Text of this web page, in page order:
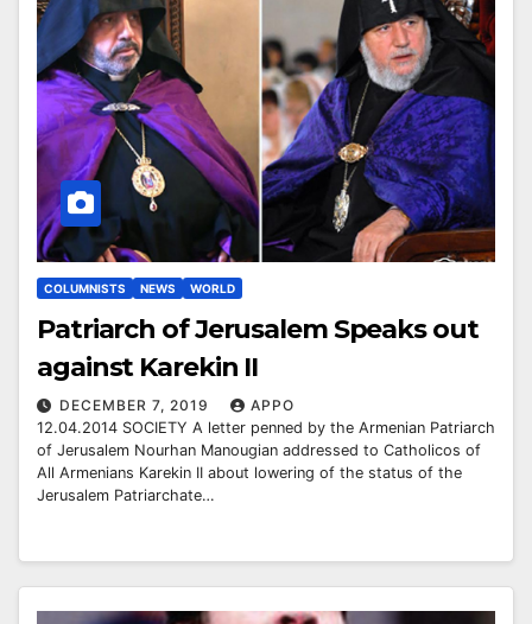
COLUMNISTS NEWS WORLD
Patriarch of Jerusalem Speaks out
against Karekin II
DECEMBER 7, 2019
APPO
12.04.2014 SOCIETY A letter penned by the Armenian Patriarch
of Jerusalem Nourhan Manougian addressed to Catholicos of
All Armenians Karekin II about lowering of the status of the
Jerusalem Patriarchate…